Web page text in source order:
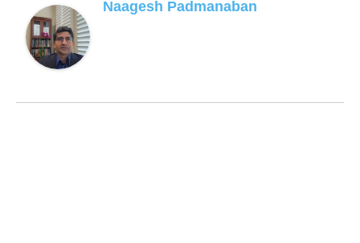
Naagesh Padmanaban